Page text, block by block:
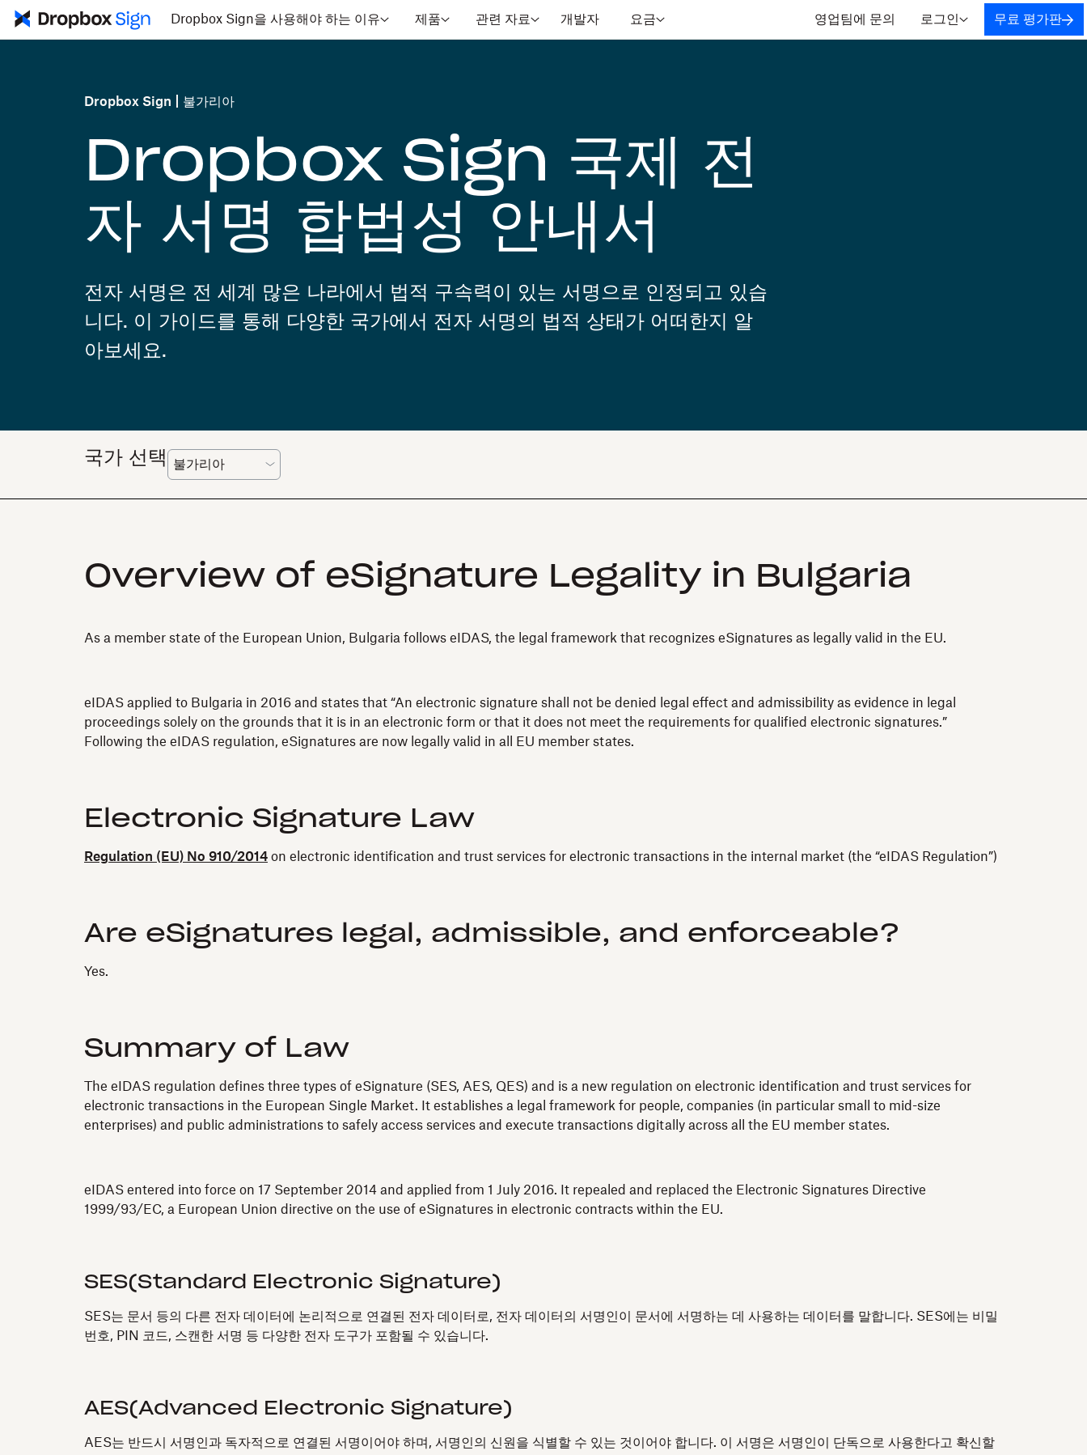
Dropbox Sign을 사용해야 하는 이유 제품 관련 자료 개발자 요금 영업팀에 문의 로그인 무료 평가판
Dropbox Sign 불가리아
Dropbox Sign 국제 전
자 서명 합법성 안내서
전자 서명은 전 세계 많은 나라에서 법적 구속력이 있는 서명으로 인정되고 있습
니다. 이 가이드를 통해 다양한 국가에서 전자 서명의 법적 상태가 어떠한지 알
아보세요.
국가 선택
Overview of eSignature Legality in Bulgaria
As a member state of the European Union, Bulgaria follows eIDAS, the legal framework that recognizes eSignatures as legally valid in the EU.
eIDAS applied to Bulgaria in 2016 and states that “An electronic signature shall not be denied legal effect and admissibility as evidence in legal
proceedings solely on the grounds that it is in an electronic form or that it does not meet the requirements for qualified electronic signatures.”
Following the eIDAS regulation, eSignatures are now legally valid in all EU member states.
Electronic Signature Law
Regulation (EU) No 910/2014 on electronic identification and trust services for electronic transactions in the internal market (the “eIDAS Regulation”)
Are eSignatures legal, admissible, and enforceable?
Yes.
Summary of Law
The eIDAS regulation defines three types of eSignature (SES, AES, QES) and is a new regulation on electronic identification and trust services for
electronic transactions in the European Single Market. It establishes a legal framework for people, companies (in particular small to mid-size
enterprises) and public administrations to safely access services and execute transactions digitally across all the EU member states.
eIDAS entered into force on 17 September 2014 and applied from 1 July 2016. It repealed and replaced the Electronic Signatures Directive
1999/93/EC, a European Union directive on the use of eSignatures in electronic contracts within the EU.
SES(Standard Electronic Signature)
SES는 문서 등의 다른 전자 데이터에 논리적으로 연결된 전자 데이터로, 전자 데이터의 서명인이 문서에 서명하는 데 사용하는 데이터를 말합니다. SES에는 비밀
번호, PIN 코드, 스캔한 서명 등 다양한 전자 도구가 포함될 수 있습니다.
AES(Advanced Electronic Signature)
AES는 반드시 서명인과 독자적으로 연결된 서명이어야 하며, 서명인의 신원을 식별할 수 있는 것이어야 합니다. 이 서명은 서명인이 단독으로 사용한다고 확신할